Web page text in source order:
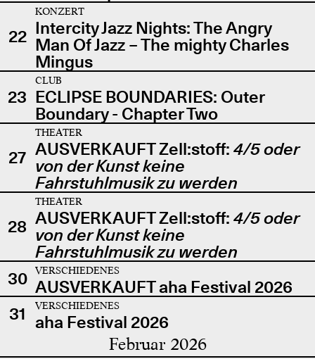
22
KONZERT
Intercity Jazz Nights: The Angry
Man Of Jazz – The mighty Charles
Mingus
23
CLUB
ECLIPSE BOUNDARIES: Outer
Boundary - Chapter Two
27
THEATER
AUSVERKAUFT Zell:stoff: 4/5 oder
von der Kunst keine
Fahrstuhlmusik zu werden
28
THEATER
AUSVERKAUFT Zell:stoff: 4/5 oder
von der Kunst keine
Fahrstuhlmusik zu werden
30
VERSCHIEDENES
AUSVERKAUFT aha Festival 2026
31
VERSCHIEDENES
aha Festival 2026
Februar 2026